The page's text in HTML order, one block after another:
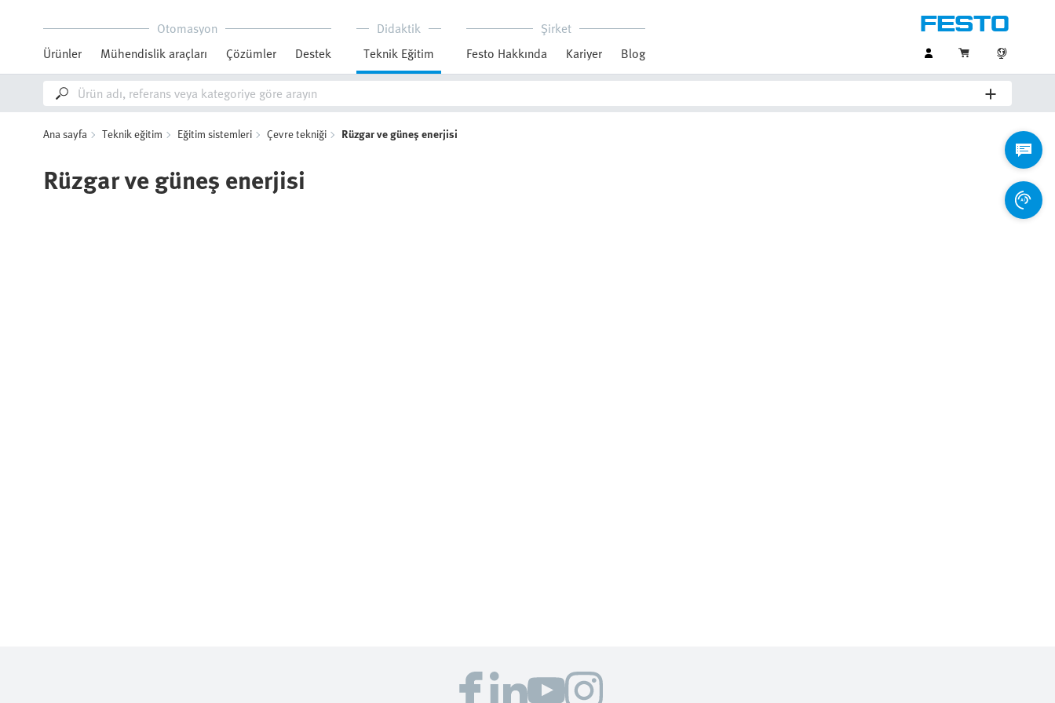
Otomasyon
Ürünler
Mühendislik araçları Çözümler Destek
Didaktik
Teknik Eğitim
Şirket
Festo Hakkında
Kariyer Blog
Ana sayfa Teknik eğitim Eğitim sistemleri Çevre tekniği Rüzgar ve güneş enerjisi
Rüzgar ve güneş enerjisi